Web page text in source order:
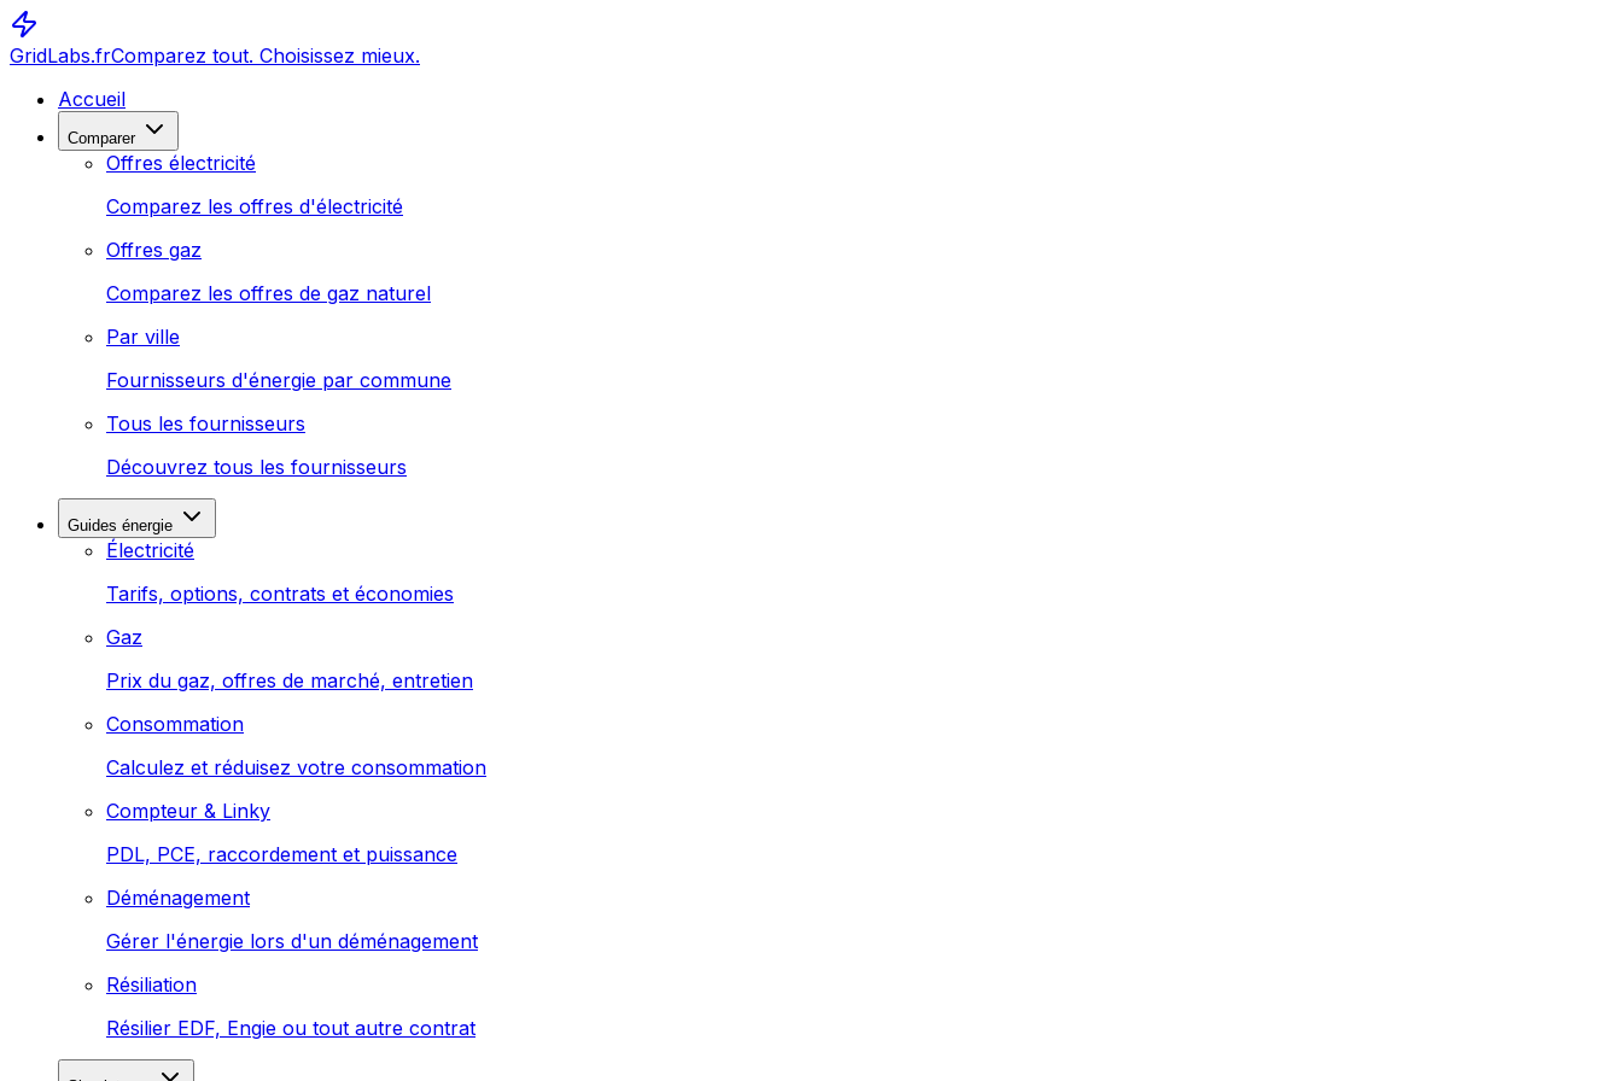
GridLabs.frComparez tout. Choisissez mieux.
Accueil
Comparer
Offres électricité
Comparez les offres d'électricité
Offres gaz
Comparez les offres de gaz naturel
Par ville
Fournisseurs d'énergie par commune
Tous les fournisseurs
Découvrez tous les fournisseurs
Guides énergie
Électricité
Tarifs, options, contrats et économies
Gaz
Prix du gaz, offres de marché, entretien
Consommation
Calculez et réduisez votre consommation
Compteur & Linky
PDL, PCE, raccordement et puissance
Déménagement
Gérer l'énergie lors d'un déménagement
Résiliation
Résilier EDF, Engie ou tout autre contrat